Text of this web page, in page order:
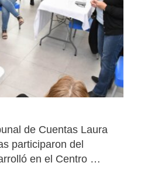
de Cuentas Laura
participaron del
en el Centro …